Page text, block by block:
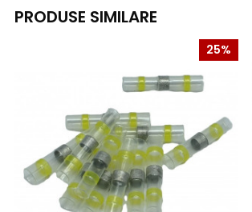
PRODUSE SIMILARE
25%